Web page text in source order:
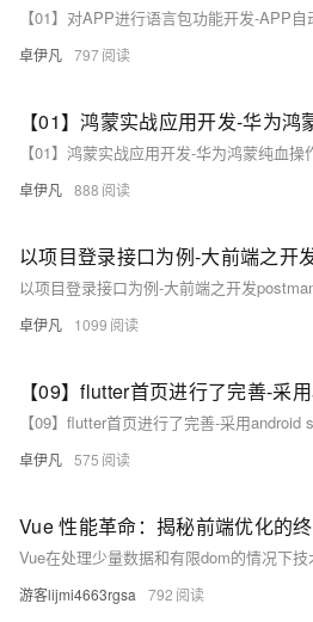
卓伊凡 797
卓伊凡 888
卓伊凡 1099
卓伊凡 575
游客lijmi4663rgsa 792